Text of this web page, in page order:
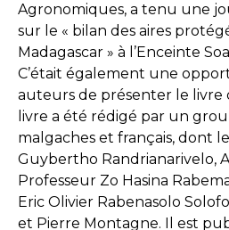
Agronomiques, a tenu une
sur le « bilan des aires
Madagascar » à l’Enceinte
C’était également une
auteurs de présenter le livre
livre a été rédigé par un
malgaches et français, dont
Guybertho Randrianarivelo,
Professeur Zo Hasina
Eric Olivier Rabenasolo
et Pierre Montagne. Il est